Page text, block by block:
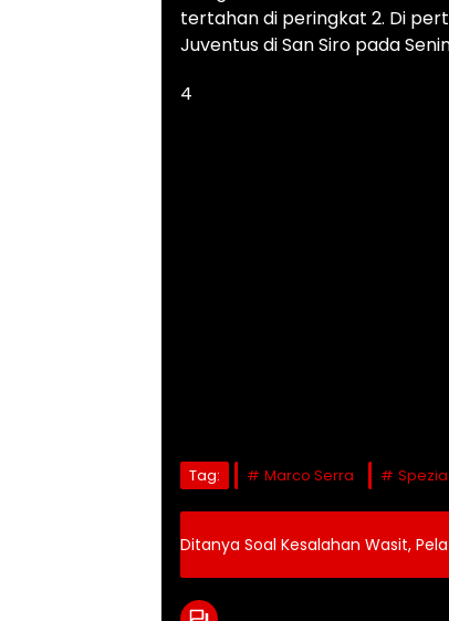
tertahan di peringkat 2. Di
Juventus di San Siro pada
4
Tag: Marco Serra Spezia
Ditanya Soal Kesalahan Wasit,